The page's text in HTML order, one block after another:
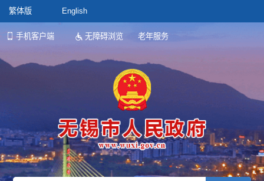
繁体版 English
手机客户端 无障碍浏览 老年服务